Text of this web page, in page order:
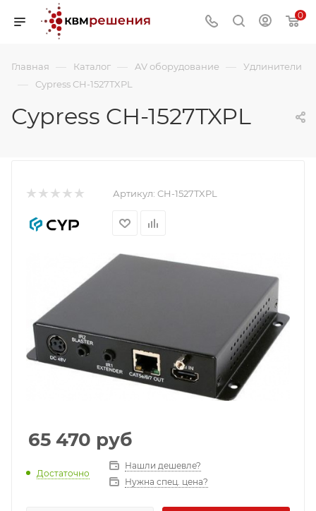
0
Главная — Каталог — AV оборудование — Удлинители
— Cypress CH-1527TXPL
Cypress CH-1527TXPL
Артикул: CH-1527TXPL
65 470 руб
Достаточно
Нашли дешевле?
Нужна спец. цена?